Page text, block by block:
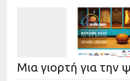
Μια γιορτή για την